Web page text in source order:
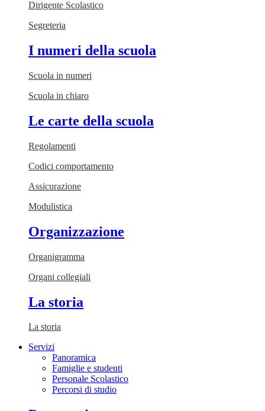
Dirigente Scolastico
Segreteria
I numeri della scuola
Scuola in numeri
Scuola in chiaro
Le carte della scuola
Regolamenti
Codici comportamento
Assicurazione
Modulistica
Organizzazione
Organigramma
Organi collegiali
La storia
La storia
Servizi
Panoramica
Famiglie e studenti
Personale Scolastico
Percorsi di studio